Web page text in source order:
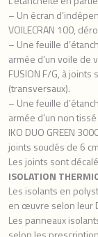
– Un écran
VOILECRAN 100,
– Une feuille
armée d’un voile de
FUSION F/G, à
(transversaux).
– Une feuille
armée d’un non
IKO DUO GREEN
joints soudés de 6
Les joints sont
ISOLATION
Les isolants en
en œuvre selon leur
Les panneaux